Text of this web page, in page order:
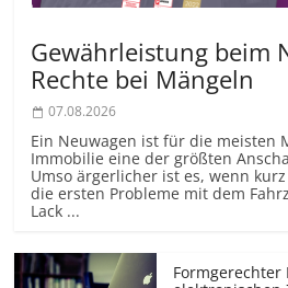
Gewährleistung beim
Rechte bei Mängeln
07.08.2026
Ein Neuwagen ist für die meisten
Immobilie eine der größten
Umso ärgerlicher ist es, wenn
die ersten Probleme mit dem
Lack ...
Formgerechter